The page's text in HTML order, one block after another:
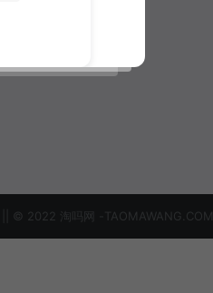
|| © 2022 淘吗网 -TAOMAWANG.COM